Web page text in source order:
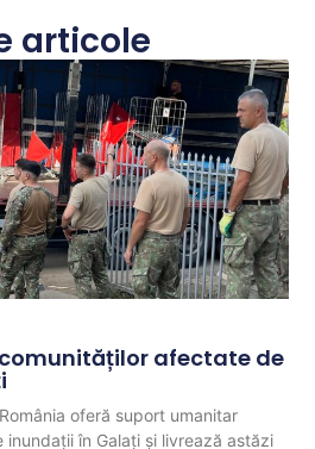
articole
afectate de
oferă suport umanitar
în Galați și livrează astăzi